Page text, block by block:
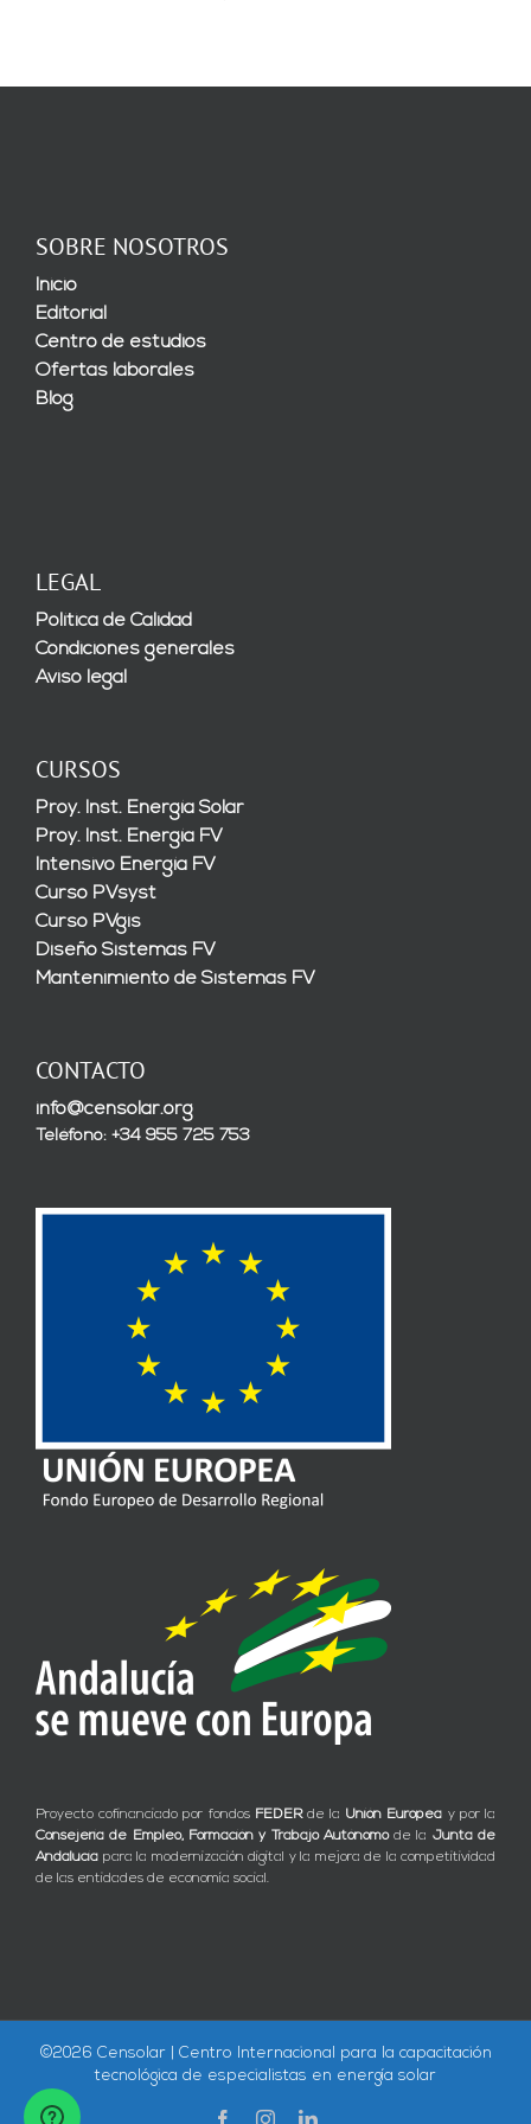
SOBRE NOSOTROS
Inicio
Editorial
Centro de estudios
Ofertas laborales
Blog
LEGAL
Política de Calidad
Condiciones generales
Aviso legal
CURSOS
Proy. Inst. Energía Solar
Proy. Inst. Energía FV
Intensivo Energía FV
Curso PVsyst
Curso PVgis
Diseño Sistemas FV
Mantenimiento de Sistemas FV
CONTACTO
info@censolar.org
Teléfono: +34 955 725 753
Proyecto cofinanciado por fondos FEDERde la Unión Europea y por la
Consejería de Empleo, Formación y Trabajo Autónomode la Junta de
Andalucía para la modernización digital y la mejora de la competitividad
de las entidades de economía social.
©2026 Censolar | Centro Internacional para la capacitación
tecnológica de especialistas en energía solar
FacebookInstagramLinkedIn